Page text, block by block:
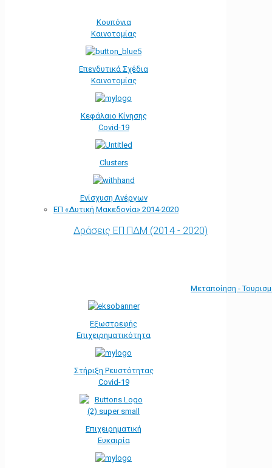
Κουπόνια
Καινοτομίας
Επενδυτικά Σχέδια
Καινοτομίας
Κεφάλαιο Κίνησης
Covid-19
Clusters
Ενίσχυση Ανέργων
ΕΠ «Δυτική Μακεδονία» 2014-2020
Δράσεις ΕΠ ΠΔΜ (2014 - 2020)
Μεταποίηση -
Εξωστρεφής
Επιχειρηματικότητα
Στήριξη Ρευστότητας
Covid-19
Επιχειρηματική
Ευκαιρία